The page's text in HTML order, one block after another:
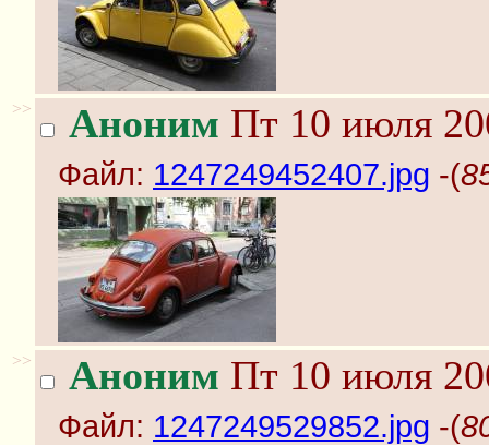
>> Аноним Пт 10 июля
Файл: 1247249452407.jpg -(
>> Аноним Пт 10 июля
Файл: 1247249529852.jpg -(